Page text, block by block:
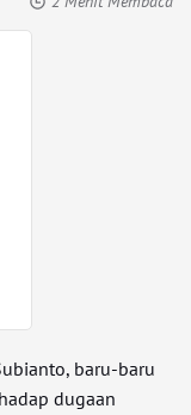
baru-baru
dugaan